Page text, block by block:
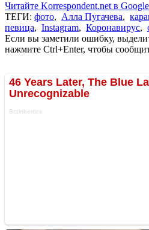
Читайте Korrespondent.net в
ТЕГИ: фото, Алла Пугачева,
певица, Instagram, Коронавирус,
Если вы заметили ошибку,
нажмите Ctrl+Enter, чтобы